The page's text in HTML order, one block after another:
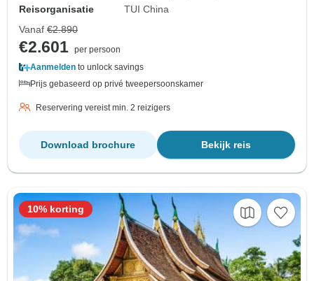
Reisorganisatie
TUI China
Vanaf €2.890
€2.601 per persoon
Aanmelden to unlock savings
Prijs gebaseerd op privé tweepersoonskamer
Reservering vereist min. 2 reizigers
Bekijk reis
Download brochure
10% korting